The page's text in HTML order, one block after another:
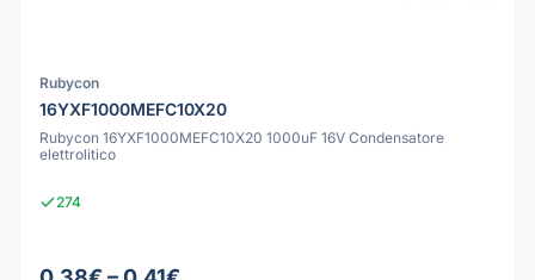
Rubycon
16YXF1000MEFC10X20
Rubycon 16YXF1000MEFC10X20 1000uF 16V Condensatore
elettrolitico
274